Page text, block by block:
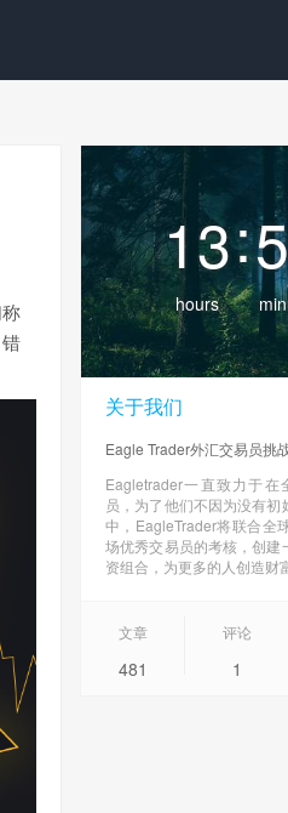
13
hours
:
关于我们
Eagle Trader外汇交易员挑
Eagletrader一直致力于
员，为了他们不因为没有
中，EagleTrader将联合全
场优秀交易员的考核，创建
资组合，为更多的人创造财富
文章
481
评论
1